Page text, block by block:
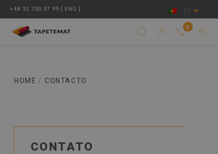
+48 32 700 37 99 [ ENG ] PT
0
HOME / CONTACTO
CONTATO